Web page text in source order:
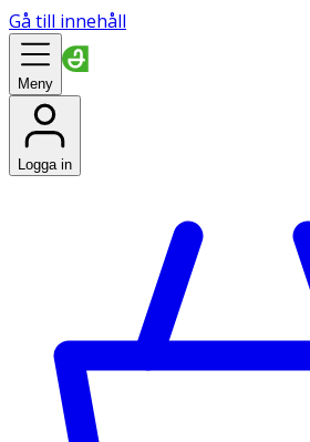
Gå till innehåll
Meny
Logga in